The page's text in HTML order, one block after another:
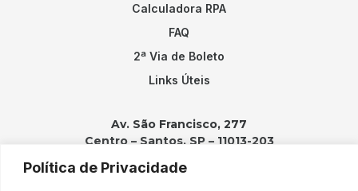
Política de Privacidade
Calculadora RPA
FAQ
2ª Via de Boleto
Links Úteis
Av. São Francisco, 277
Centro – Santos, SP – 11013-203
Contatos: